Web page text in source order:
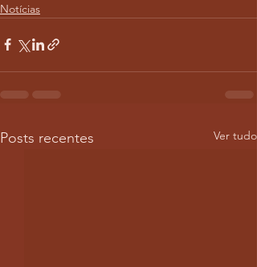
Notícias
Posts recentes Ver tudo